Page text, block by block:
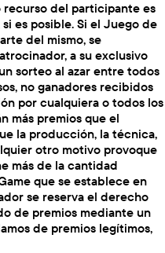
del participante es
es posible. Si el Juego de
del mismo, se
a su exclusivo
sorteo al azar entre todos
no ganadores recibidos
por cualquiera o todos los
más premios que el
la producción, la técnica,
otro motivo provoque
más de la cantidad
que se establece en
se reserva el derecho
de premios mediante un
de premios legítimos,